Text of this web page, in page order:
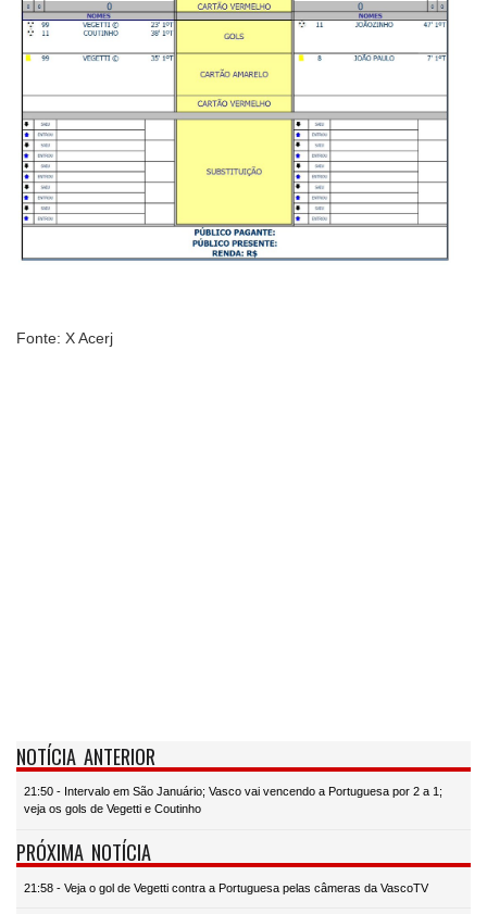
Fonte: X Acerj
NOTÍCIA ANTERIOR
21:50 - Intervalo em São Januário; Vasco vai vencendo a Portuguesa por 2 a 1;
veja os gols de Vegetti e Coutinho
PRÓXIMA NOTÍCIA
21:58 - Veja o gol de Vegetti contra a Portuguesa pelas câmeras da VascoTV